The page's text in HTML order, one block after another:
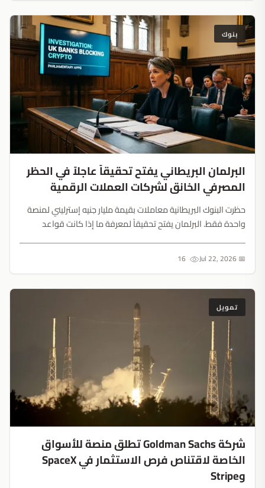
بنوك
البرلمان البريطاني يفتح تحقيقاً عاجلاً في الحظر
المصرفي الخانق لشركات العملات الرقمية
حظرت البنوك البريطانية معاملات بقيمة مليار جنيه إسترليني لمنصة
واحدة فقط. البرلمان يفتح تحقيقاً لمعرفة ما إذا كانت قواعد
📅 Jul 22, 2026
تمويل
شركة Goldman Sachs تطلق منصة للأسواق
الخاصة لاقتناص فرص الاستثمار في SpaceX
وStripe